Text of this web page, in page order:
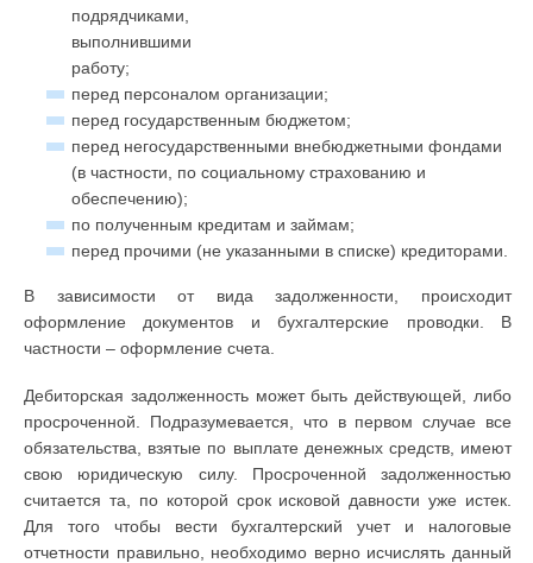
подрядчиками,
выполнившими
работу;
перед персоналом организации;
перед государственным бюджетом;
перед негосударственными внебюджетными фондами
(в частности, по социальному страхованию и
обеспечению);
по полученным кредитам и займам;
перед прочими (не указанными в списке) кредиторами.
В зависимости от вида задолженности, происходит
оформление документов и бухгалтерские проводки. В
частности – оформление счета.
Дебиторская задолженность может быть действующей, либо
просроченной. Подразумевается, что в первом случае все
обязательства, взятые по выплате денежных средств, имеют
свою юридическую силу. Просроченной задолженностью
считается та, по которой срок исковой давности уже истек.
Для того чтобы вести бухгалтерский учет и налоговые
отчетности правильно, необходимо верно исчислять данный